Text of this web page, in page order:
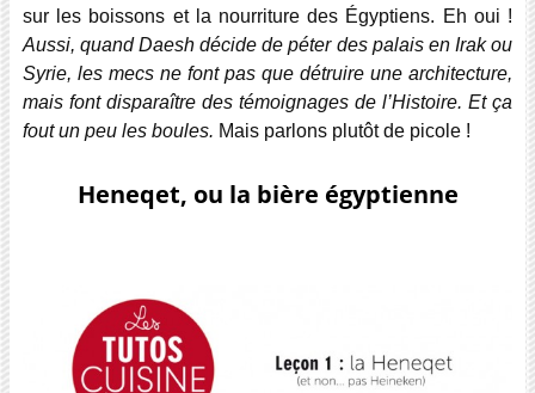
sur les boissons et la nourriture des Égyptiens. Eh oui !
Aussi, quand Daesh décide de péter des palais en Irak ou
Syrie, les mecs ne font pas que détruire une architecture,
mais font disparaître des témoignages de l’Histoire. Et ça
fout un peu les boules. Mais parlons plutôt de picole !
Heneqet, ou la bière égyptienne